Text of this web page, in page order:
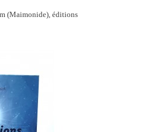
(Maimonide), éditions